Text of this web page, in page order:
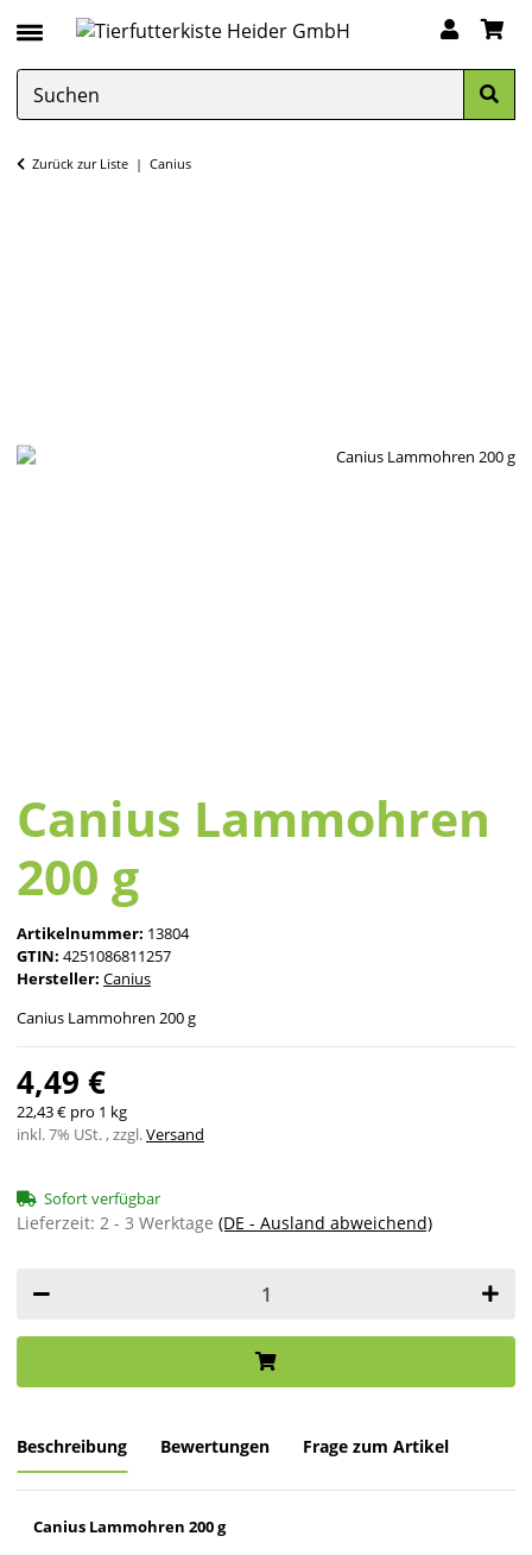
Zurück zur Liste Canius
Canius Lammohren
200 g
Artikelnummer: 13804
GTIN: 4251086811257
Hersteller: Canius
Canius Lammohren 200 g
4,49 €
22,43 € pro 1 kg
inkl. 7% USt. , zzgl.Versand
Sofort verfügbar
Lieferzeit: 2 - 3 Werktage (DE - Ausland abweichend)
Beschreibung Bewertungen Frage zum Artikel
Canius Lammohren 200 g